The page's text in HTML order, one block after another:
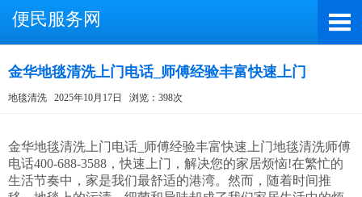
便民服务网
金华地毯清洗上门电话_师傅经验丰富快速上门
地毯清洗 2025年10月17日 浏览：398次
金华地毯清洗上门电话_师傅经验丰富快速上门地毯清洗师傅
电话400-688-3588，快速上门，解决您的家居烦恼!在繁忙的
生活节奏中，家是我们最舒适的港湾。然而，随着时间推
微信号：A4000066885
（长按复制微信号，添加好友）